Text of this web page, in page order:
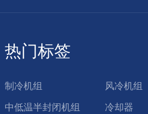
热门标签
制冷机组
中低温半封闭机组
风冷机组
冷却器